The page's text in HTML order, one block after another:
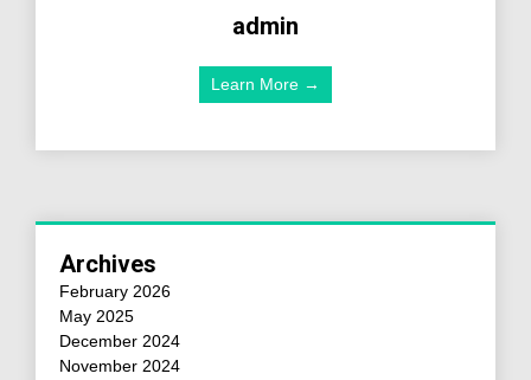
admin
Learn More →
Archives
February 2026
May 2025
December 2024
November 2024